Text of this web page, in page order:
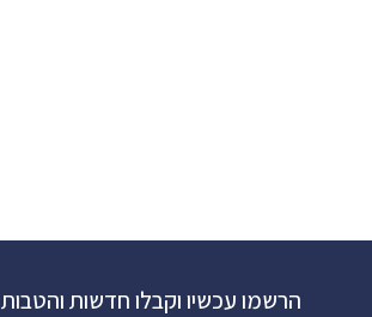
הרשמו עכשיו וקבלו חדשות והטבות